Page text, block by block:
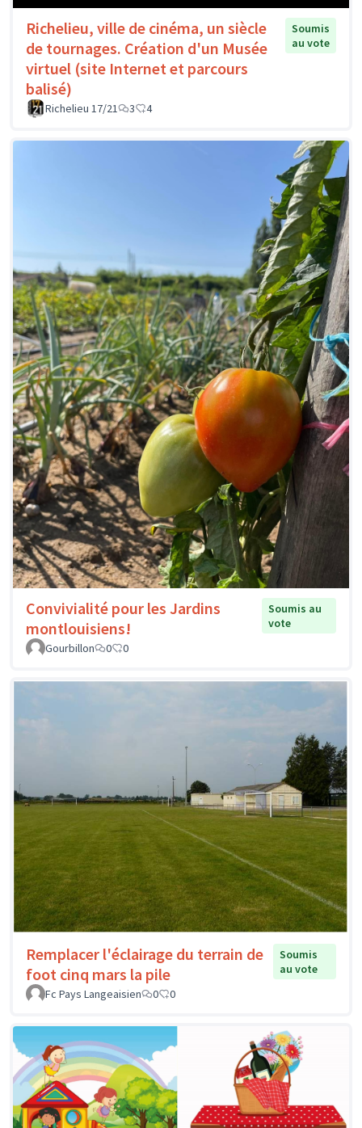
Richelieu, ville de cinéma, un siècle
de tournages. Création d'un Musée
virtuel (site Internet et parcours
balisé)
Soumis
au vote
Richelieu 17/21 3 4
Convivialité pour les Jardins
montlouisiens!
Soumis au
vote
Gourbillon
0 0
Remplacer l'éclairage du terrain de
foot cinq mars la pile
Soumis
au vote
Fc Pays Langeaisien
0 0